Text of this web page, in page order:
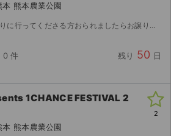
熊本農業公園
らお譲りします。よろしくお願いします。親チケットなのでQRコードの画像を送ります。
0 件 残り 50 日
1CHANCE FESTIVAL 2
熊本農業公園
2